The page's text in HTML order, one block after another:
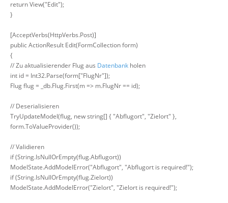
return View("Edit");
}
[AcceptVerbs(HttpVerbs.Post)]
public ActionResult Edit(FormCollection form)
{
// Zu aktualisierender Flug aus Datenbank holen
int id = Int32.Parse(form["FlugNr"]);
Flug flug = _db.Flug.First(m => m.FlugNr == id);
// Deserialisieren
TryUpdateModel(flug, new string[] { "Abflugort", "Zielort" },
form.ToValueProvider());
// Validieren
if (String.IsNullOrEmpty(flug.Abflugort))
ModelState.AddModelError("Abflugort", "Abflugort is required!");
if (String.IsNullOrEmpty(flug.Zielort))
ModelState.AddModelError("Zielort", "Zielort is required!");